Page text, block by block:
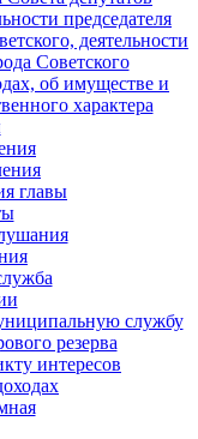
председателя
деятельности
Советского
об имуществе и
характера
главы
службу
резерва
интересов